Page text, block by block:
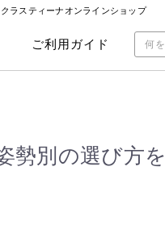
ラスティーナオンラインショップ
ご利用ガイド
勢別の選び方を